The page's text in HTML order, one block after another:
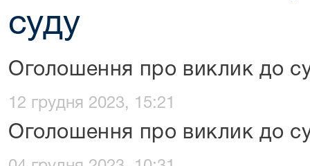
суду
Оголошення про виклик до
12 грудня 2023, 15:21
Оголошення про виклик до